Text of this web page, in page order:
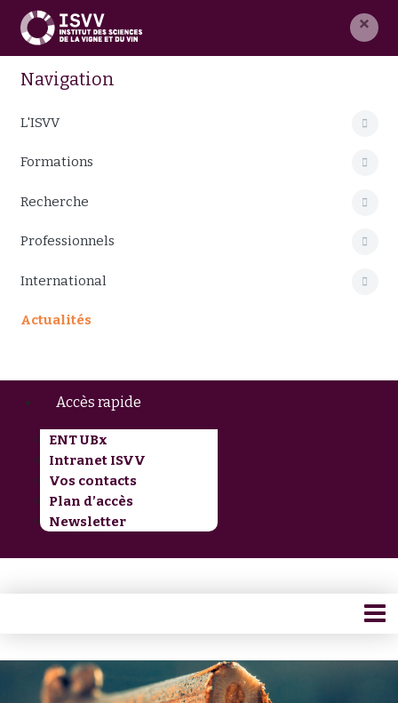
×
Navigation
L'ISVV
Formations
Recherche
Professionnels
International
Actualités
Accès rapide
ENT UBx
Intranet ISVV
Vos contacts
Plan d’accès
Newsletter